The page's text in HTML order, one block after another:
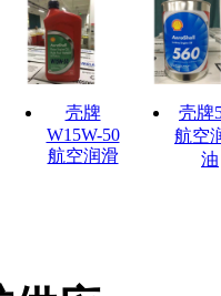
壳牌
W15W-50
航空润滑
壳牌
航空
油